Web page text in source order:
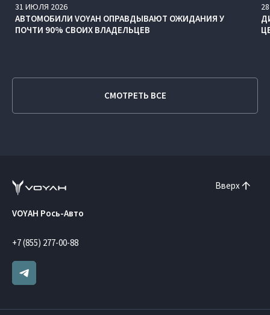
31 ИЮЛЯ 2026
АВТОМОБИЛИ VOYAH ОПРАВДЫВАЮТ ОЖИДАНИЯ У
ПОЧТИ 90% СВОИХ ВЛАДЕЛЬЦЕВ
28
СМОТРЕТЬ ВСЕ
Вверх
VOYAH Рось-Авто
+7 (855) 277-00-88